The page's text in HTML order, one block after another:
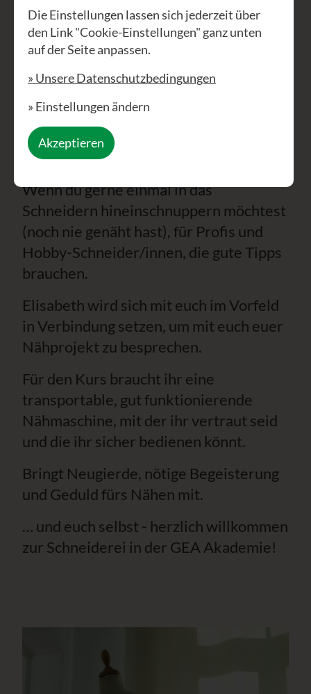
liebgewonnene Kleidungsstücke
erfahren eine Modernisierung.
teilweise menschenunwürdigen
Arbeitsbedingungen in der
Massenproduktion zu verringern.
Der Kurs ist für Jeden/ für Jede.
Wenn du gerne einmal in das
Schneidern hineinschnuppern möchtest
(noch nie genäht hast), für Profis und
Hobby-Schneider/innen, die gute Tipps
brauchen.
Elisabeth wird sich mit euch im Vorfeld
in Verbindung setzen, um mit euch euer
Nähprojekt zu besprechen.
Für den Kurs braucht ihr eine
transportable, gut funktionierende
Nähmaschine, mit der ihr vertraut seid
und die ihr sicher bedienen könnt.
Bringt Neugierde, nötige Begeisterung
und Geduld fürs Nähen mit.
… und euch selbst - herzlich willkommen
zur Schneiderei in der GEA Akademie!
Die Einstellungen lassen sich jederzeit über
den Link "Cookie-Einstellungen" ganz unten
auf der Seite anpassen.
» Unsere Datenschutzbedingungen
» Einstellungen ändern
Akzeptieren